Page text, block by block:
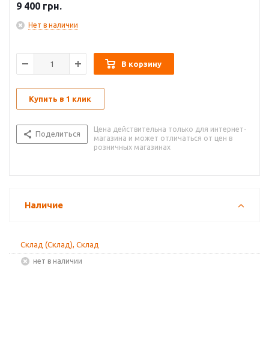
9 400 грн.
Нет в наличии
В корзину
Купить в 1 клик
Поделиться
Цена действительна только для интернет-
магазина и может отличаться от цен в
розничных магазинах
Наличие
Склад (Склад), Склад
Нет в наличии